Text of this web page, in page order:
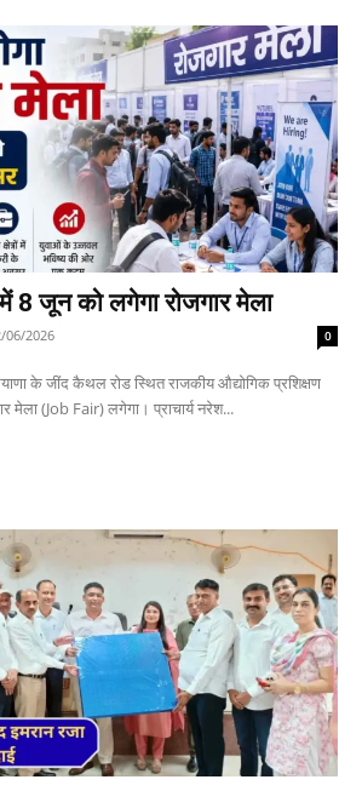
8 जून को लगेगा रोजगार मेला
06/2026 0
के जींद कैथल रोड स्थित राजकीय औद्योगिक प्रशिक्षण
(Job Fair) लगेगा। प्राचार्य नरेश...